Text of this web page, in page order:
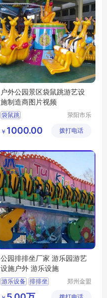
户外公园景区袋鼠跳游艺设
施制造商图片视频
袋鼠跳
袋鼠跳制造商
袋鼠跳视频
荥阳市乐
备厂
￥ 1000.00 拨打电话
公园排排坐厂家 游乐园游艺
设施户外 游乐设施
游乐设备 排排坐
郑州金盟